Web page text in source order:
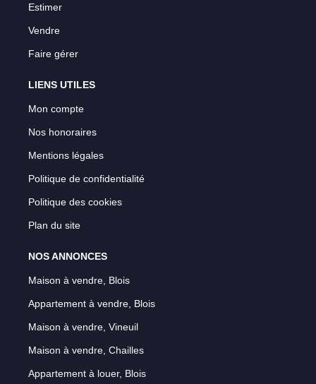
Estimer
Vendre
Faire gérer
LIENS UTILES
Mon compte
Nos honoraires
Mentions légales
Politique de confidentialité
Politique des cookies
Plan du site
NOS ANNONCES
Maison à vendre, Blois
Appartement à vendre, Blois
Maison à vendre, Vineuil
Maison à vendre, Chailles
Appartement à louer, Blois